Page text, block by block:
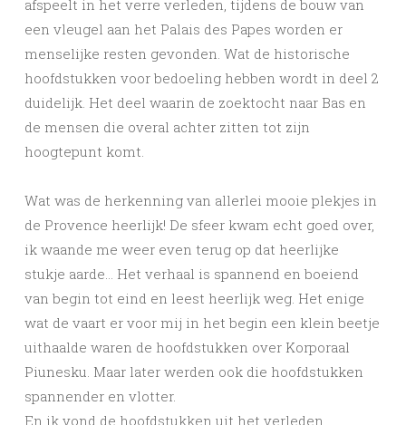
afspeelt in het verre verleden, tijdens de bouw van
een vleugel aan het Palais des Papes worden er
menselijke resten gevonden. Wat de historische
hoofdstukken voor bedoeling hebben wordt in deel 2
duidelijk. Het deel waarin de zoektocht naar Bas en
de mensen die overal achter zitten tot zijn
hoogtepunt komt.
Wat was de herkenning van allerlei mooie plekjes in
de Provence heerlijk! De sfeer kwam echt goed over,
ik waande me weer even terug op dat heerlijke
stukje aarde… Het verhaal is spannend en boeiend
van begin tot eind en leest heerlijk weg. Het enige
wat de vaart er voor mij in het begin een klein beetje
uithaalde waren de hoofdstukken over Korporaal
Piunesku. Maar later werden ook die hoofdstukken
spannender en vlotter.
En ik vond de hoofdstukken uit het verleden